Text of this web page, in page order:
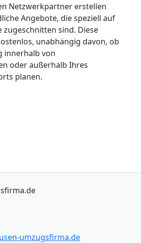
Netzwerkpartner erstellen
Angebote, die speziell auf
zugeschnitten sind. Diese
unabhängig davon, ob
innerhalb von
oder außerhalb Ihres
planen.
umzugsfirma.de